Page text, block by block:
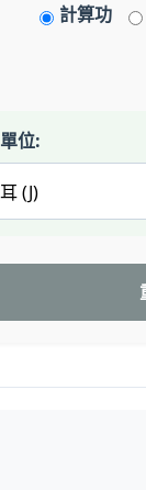
計算功
位: